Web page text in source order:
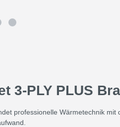
3-PLY PLUS
professionelle Wärmetechnik